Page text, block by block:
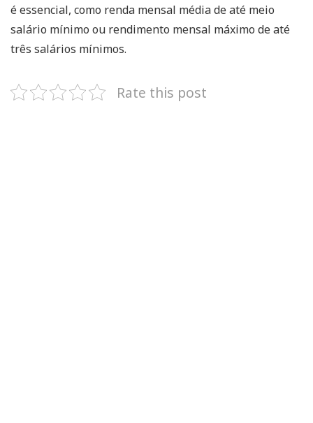
é essencial, como renda mensal média de até meio
salário mínimo ou rendimento mensal máximo de até
três salários mínimos.
Rate this post